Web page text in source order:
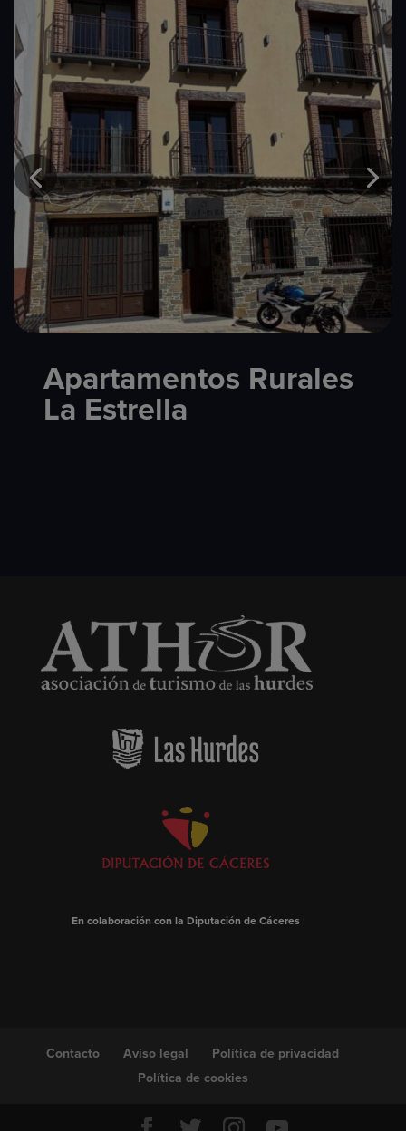
Apartamentos Rurales
La Estrella
En colaboración con la Diputación de Cáceres
Contacto Aviso legal
Política de privacidad
Política de cookies